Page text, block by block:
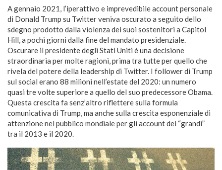
A gennaio 2021, l’iperattivo e imprevedibile account personale
di Donald Trump su Twitter veniva oscurato a seguito dello
sdegno prodotto dalla violenza dei suoi sostenitori a Capitol
Hill, a pochi giorni dalla fine del mandato presidenziale.
Oscurare il presidente degli Stati Uniti è una decisione
straordinaria per molte ragioni, prima tra tutte per quello che
rivela del potere della leadership di Twitter. I follower di Trump
sul social erano 88 milioni nell’estate del 2020: un numero
quasi tre volte superiore a quello del suo predecessore Obama.
Questa crescita fa senz’altro riflettere sulla formula
comunicativa di Trump, ma anche sulla crescita esponenziale di
attenzione nel pubblico mondiale per gli account dei “grandi”
tra il 2013 e il 2020.